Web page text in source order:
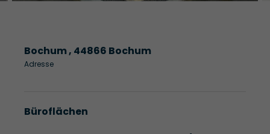
Bochum , 44866 Bochum
Adresse
Büroflächen